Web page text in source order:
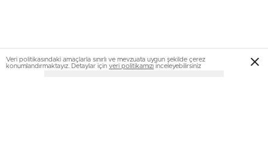
Veri politikasındaki amaçlarla sınırlı ve mevzuata uygun şekilde çerez
konumlandırmaktayız. Detaylar için veri politikamızı inceleyebilirsiniz